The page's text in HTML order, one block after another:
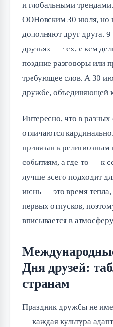
и глобальными
ООНовским 30 июля, но
дополняют друг друга.
друзьях — тех, с кем
поздние разговоры или
требующее слов. А 30
дружбе, объединяющей
Интересно, что в разных
отличаются
привязан к
событиям, а где-то — к
лучше всего подходит
июнь — это время
первых отпусков,
вписывается в
Дня друзей:
странам
Праздник дружбы не
— каждая культура